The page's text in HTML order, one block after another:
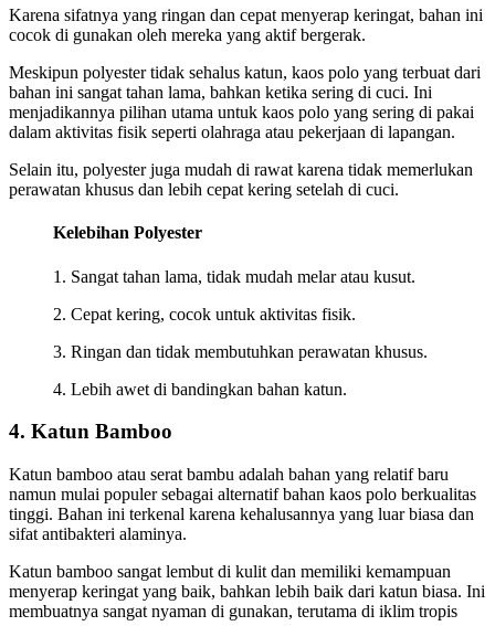
Karena sifatnya yang ringan dan cepat menyerap keringat, bahan ini
cocok di gunakan oleh mereka yang aktif bergerak.
Meskipun polyester tidak sehalus katun, kaos polo yang terbuat dari
bahan ini sangat tahan lama, bahkan ketika sering di cuci. Ini
menjadikannya pilihan utama untuk kaos polo yang sering di pakai
dalam aktivitas fisik seperti olahraga atau pekerjaan di lapangan.
Selain itu, polyester juga mudah di rawat karena tidak memerlukan
perawatan khusus dan lebih cepat kering setelah di cuci.
Kelebihan Polyester
1. Sangat tahan lama, tidak mudah melar atau kusut.
2. Cepat kering, cocok untuk aktivitas fisik.
3. Ringan dan tidak membutuhkan perawatan khusus.
4. Lebih awet di bandingkan bahan katun.
4. Katun Bamboo
Katun bamboo atau serat bambu adalah bahan yang relatif baru
namun mulai populer sebagai alternatif bahan kaos polo berkualitas
tinggi. Bahan ini terkenal karena kehalusannya yang luar biasa dan
sifat antibakteri alaminya.
Katun bamboo sangat lembut di kulit dan memiliki kemampuan
menyerap keringat yang baik, bahkan lebih baik dari katun biasa. Ini
membuatnya sangat nyaman di gunakan, terutama di iklim tropis